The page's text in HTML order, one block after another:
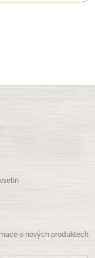
o nových produktech